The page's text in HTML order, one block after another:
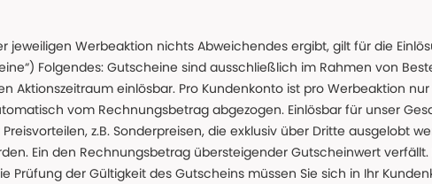
Werbeaktion nichts Abweichendes ergibt, gilt für die
Folgendes: Gutscheine sind ausschließlich im Rahmen von
einlösbar. Pro Kundenkonto ist pro Werbeaktion
vom Rechnungsbetrag abgezogen. Einlösbar für unser
z.B. Sonderpreisen, die exklusiv über Dritte ausgelobt
Ein den Rechnungsbetrag übersteigender Gutscheinwert verfällt.
der Gültigkeit des Gutscheins müssen Sie sich in Ihr